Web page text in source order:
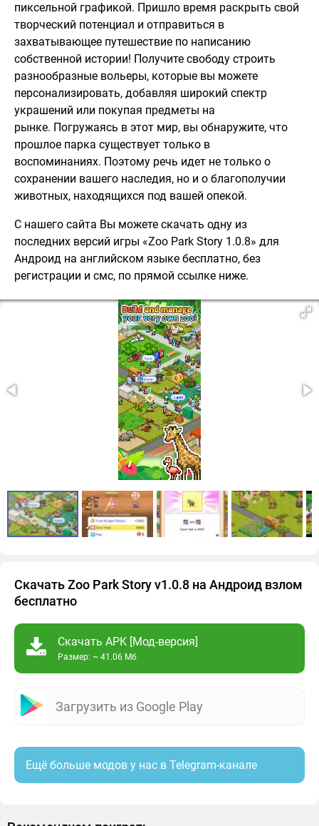
пиксельной графикой. Пришло время раскрыть свой
творческий потенциал и отправиться в
захватывающее путешествие по написанию
собственной истории! Получите свободу строить
разнообразные вольеры, которые вы можете
персонализировать, добавляя широкий спектр
украшений или покупая предметы на
рынке. Погружаясь в этот мир, вы обнаружите, что
прошлое парка существует только в
воспоминаниях. Поэтому речь идет не только о
сохранении вашего наследия, но и о благополучии
животных, находящихся под вашей опекой.
С нашего сайта Вы можете скачать одну из
последних версий игры «Zoo Park Story 1.0.8» для
Андроид на английском языке бесплатно, без
регистрации и смс, по прямой ссылке ниже.
Скачать Zoo Park Story v1.0.8 на Андроид взлом
бесплатно
Скачать APK [Мод-версия]
Размер: ~ 41.06 Мб
Загрузить из Google Play
Ещё больше модов у нас в Telegram-канале